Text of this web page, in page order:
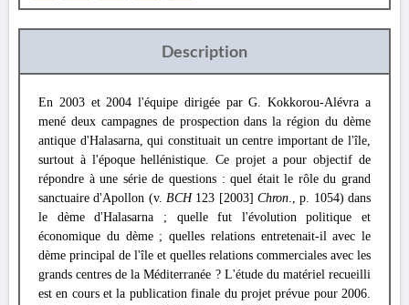
Description
En 2003 et 2004 l'équipe dirigée par G. Kokkorou-Alévra a
mené deux campagnes de prospection dans la région du dème
antique d'Halasarna, qui constituait un centre important de l'île,
surtout à l'époque hellénistique. Ce projet a pour objectif de
répondre à une série de questions : quel était le rôle du grand
sanctuaire d'Apollon (v. BCH123 [2003] Chron., p. 1054) dans
le dème d'Halasarna ; quelle fut l'évolution politique et
économique du dème ; quelles relations entretenait-il avec le
dème principal de l'île et quelles relations commerciales avec les
grands centres de la Méditerranée ? L'étude du matériel recueilli
est en cours et la publication finale du projet prévue pour 2006.